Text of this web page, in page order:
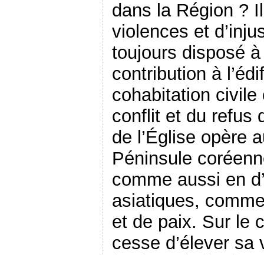
dans la Région ?
violences et
toujours disposé
contribution à
cohabitation civile
conflit et du refus
de l’Église opère
Péninsule
comme aussi en
asiatiques,
et de paix. Sur le
cesse d’élever